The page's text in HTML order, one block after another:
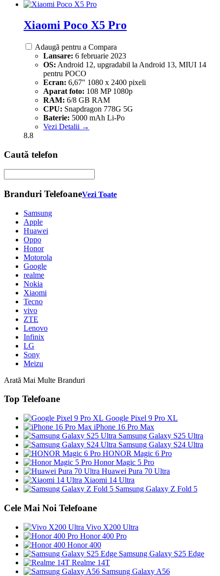
Xiaomi Poco X5 Pro
Adaugă pentru a Compara
Lansare: 6 februarie 2023
OS: Android 12, upgradabil la Android 13, MIUI 14
pentru POCO
Ecran: 6,67" 1080 x 2400 pixeli
Aparat foto: 108 MP 1080p
RAM: 6/8 GB RAM
CPU: Snapdragon 778G 5G
Baterie: 5000 mAh Li-Po
Vezi Detalii →
8.8
Caută telefon
Branduri TelefoaneVezi Toate
Samsung
Apple
Huawei
Oppo
Honor
Motorola
Google
realme
Nokia
Xiaomi
Tecno
vivo
ZTE
Lenovo
Infinix
LG
Sony
Meizu
Arată Mai Multe Branduri
Top Telefoane
Google Pixel 9 Pro XL
iPhone 16 Pro Max
Samsung Galaxy S25 Ultra
Samsung Galaxy S24 Ultra
HONOR Magic 6 Pro
Honor Magic 5 Pro
Huawei Pura 70 Ultra
Xiaomi 14 Ultra
Samsung Galaxy Z Fold 5
Cele Mai Noi Telefoane
Vivo X200 Ultra
Honor 400 Pro
Honor 400
Samsung Galaxy S25 Edge
Realme 14T
Samsung Galaxy A56